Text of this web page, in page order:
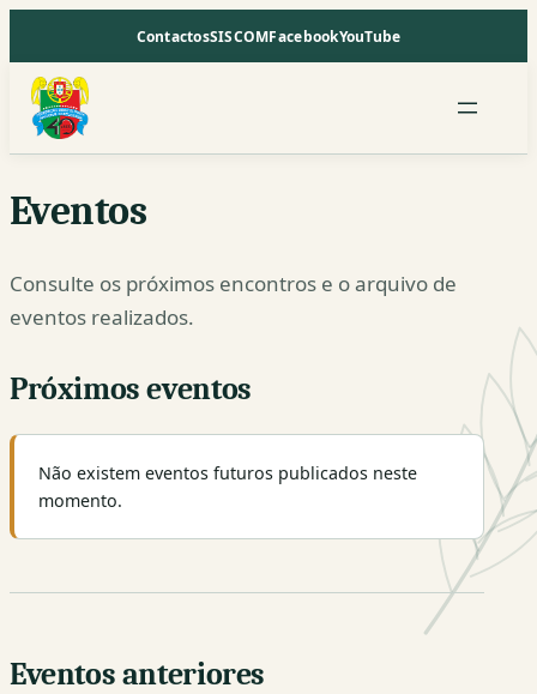
conteúdo
ContactosSISCOMFacebookYouTube
Eventos
Consulte os próximos encontros e o arquivo de
eventos realizados.
Próximos eventos
Não existem eventos futuros publicados neste
momento.
Eventos anteriores